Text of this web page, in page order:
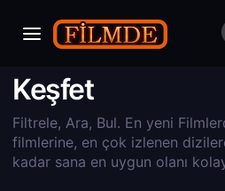
Keşfet
Filtrele, Ara, Bul. En yeni
filmlerine, en çok izlenen
kadar sana en uygun olanı